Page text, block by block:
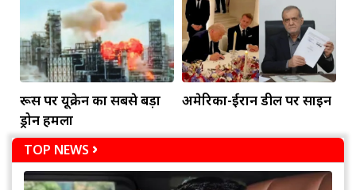
रूस पर यूक्रेन का सबसे बड़ा
ड्रोन हमला
अमेरिका-ईरान डील पर साइन
TOP NEWS